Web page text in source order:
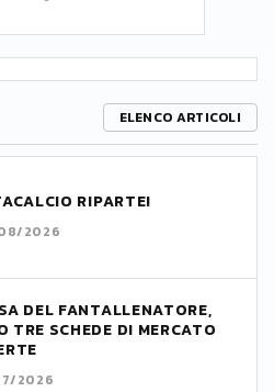
ELENCO ARTICOLI
RIPARTE!
2026
DEL FANTALLENATORE,
TRE SCHEDE DI MERCATO
2026